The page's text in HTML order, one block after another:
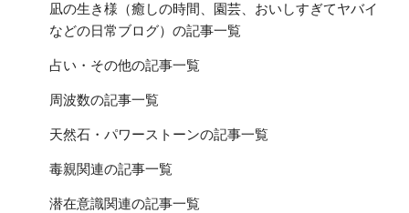
凪の生き様（癒しの時間、園芸、おいしすぎてヤバイ
などの日常ブログ）の記事一覧
占い・その他の記事一覧
周波数の記事一覧
天然石・パワーストーンの記事一覧
毒親関連の記事一覧
潜在意識関連の記事一覧